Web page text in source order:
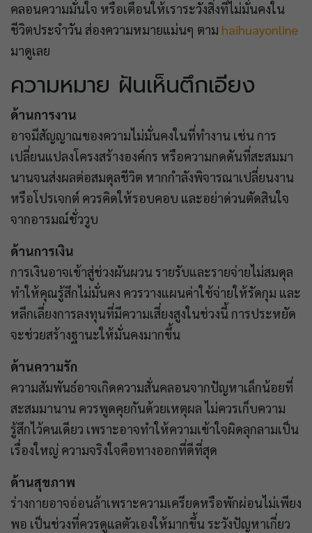
คลอนความมั่นใจ หรือเตือนให้เราระวังสิ่งที่ไม่มั่นคงใน
ชีวิตประจำวัน ส่องความหมายแม่นๆ ตาม haihuayonline
มาดูเลย
ความหมาย ฝันเห็นตึกเอียง
ด้านการงาน
อาจมีสัญญาณของความไม่มั่นคงในที่ทำงาน เช่น การ
เปลี่ยนแปลงโครงสร้างองค์กร หรือความกดดันที่สะสมมา
นานจนส่งผลต่อสมดุลชีวิต หากกำลังพิจารณาเปลี่ยนงาน
หรือโปรเจกต์ ควรคิดให้รอบคอบ และอย่าด่วนตัดสินใจ
จากอารมณ์ชั่ววูบ
ด้านการเงิน
การเงินอาจเข้าสู่ช่วงผันผวน รายรับและรายจ่ายไม่สมดุล
ทำให้คุณรู้สึกไม่มั่นคง ควรวางแผนค่าใช้จ่ายให้รัดกุม และ
หลีกเลี่ยงการลงทุนที่มีความเสี่ยงสูงในช่วงนี้ การประหยัด
จะช่วยสร้างฐานะให้มั่นคงมากขึ้น
ด้านความรัก
ความสัมพันธ์อาจเกิดความสั่นคลอนจากปัญหาเล็กน้อยที่
สะสมมานาน ควรพูดคุยกันด้วยเหตุผล ไม่ควรเก็บความ
รู้สึกไว้คนเดียว เพราะอาจทำให้ความเข้าใจผิดลุกลามเป็น
เรื่องใหญ่ ความจริงใจคือทางออกที่ดีที่สุด
ด้านสุขภาพ
ร่างกายอาจอ่อนล้าเพราะความเครียดหรือพักผ่อนไม่เพียง
พอ เป็นช่วงที่ควรดูแลตัวเองให้มากขึ้น ระวังปัญหาเกี่ยว